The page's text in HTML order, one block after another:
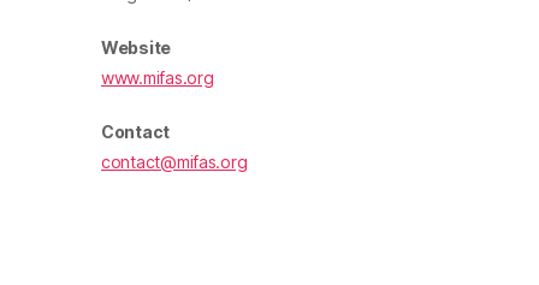
Website
www.mifas.org
Contact
contact@mifas.org